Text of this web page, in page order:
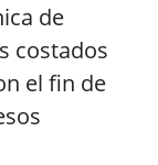
de
costados
el fin de